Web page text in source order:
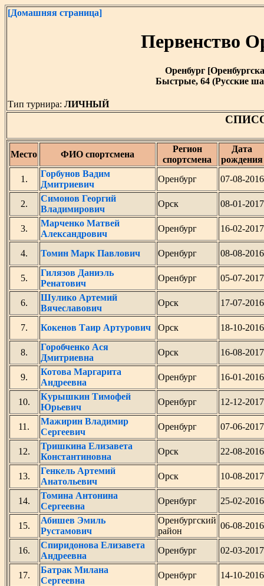
[Домашняя страница]
Первенство
Оренбург
Быстрые, 64 (Русские
Тип турнира: ЛИЧНЫЙ
Место ФИО спортсмена
Регион
спортсмена
Дата
рождения
1.
Горбунов Вадим
Дмитриевич
Оренбург 07-08-2016
2.
Симонов Георгий
Владимирович
Орск 08-01-2017
3.
Марченко Матвей
Александрович
Оренбург 16-02-2017
4. Томин Марк Павлович Оренбург 08-08-2016
5.
Гилязов Даниэль
Ренатович
Оренбург 05-07-2017
6.
Шулико Артемий
Вячеславович
Орск 17-07-2016
7. Кокенов Таир Артурович Орск 18-10-2016
8.
Горобченко Ася
Дмитриевна
Орск 16-08-2017
9.
Котова Маргарита
Андреевна
Оренбург 16-01-2016
10.
Курышкин Тимофей
Юрьевич
Оренбург 12-12-2017
11.
Мажирин Владимир
Сергеевич
Оренбург 07-06-2017
12.
Тришкина Елизавета
Константиновна
Орск 22-08-2016
13.
Генкель Артемий
Анатольевич
Орск 10-08-2017
14.
Томина Антонина
Сергеевна
Оренбург 25-02-2016
15.
Абишев Эмиль
Рустамович
Оренбургский
район
06-08-2016
16.
Спиридонова Елизавета
Андреевна
Оренбург 02-03-2017
17.
Батрак Милана
Сергеевна
Оренбург 14-10-2016